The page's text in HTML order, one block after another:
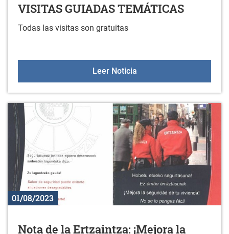
VISITAS GUIADAS TEMÁTICAS
Todas las visitas son gratuitas
Leer NoticiaMUSEOS DE ÁLAVA
01/08/2023
Nota de la Ertzaintza: ¡Mejora la